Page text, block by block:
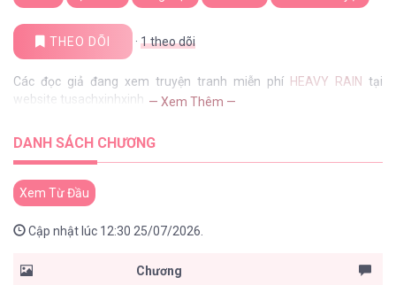
THEO DÕI · 1theo dõi
Các đọc giả đang xem truyện tranh miễn phí HEAVY RAIN tại
website tusachxinhxinh — Xem Thêm —
DANH SÁCH CHƯƠNG
Xem Từ Đầu
Cập nhật lúc 12:30 25/07/2026.
Chương